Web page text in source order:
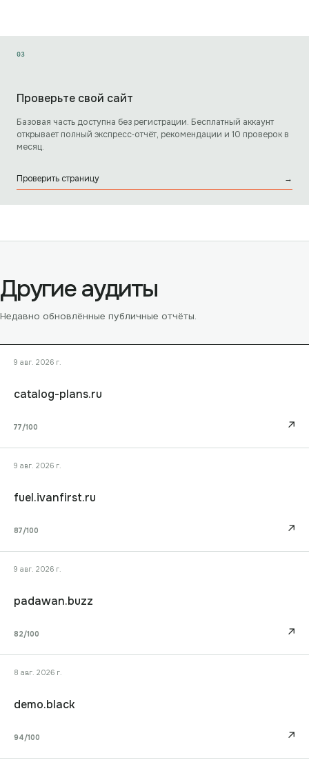
03
Проверьте свой сайт
Базовая часть доступна без регистрации. Бесплатный аккаунт
открывает полный экспресс‑отчёт, рекомендации и 10 проверок в
месяц.
Проверить страницу →
Другие аудиты
Недавно обновлённые публичные отчёты.
9 авг. 2026 г.
catalog-plans.ru
77/100 ↗
9 авг. 2026 г.
fuel.ivanfirst.ru
87/100 ↗
9 авг. 2026 г.
padawan.buzz
82/100 ↗
8 авг. 2026 г.
demo.black
94/100 ↗